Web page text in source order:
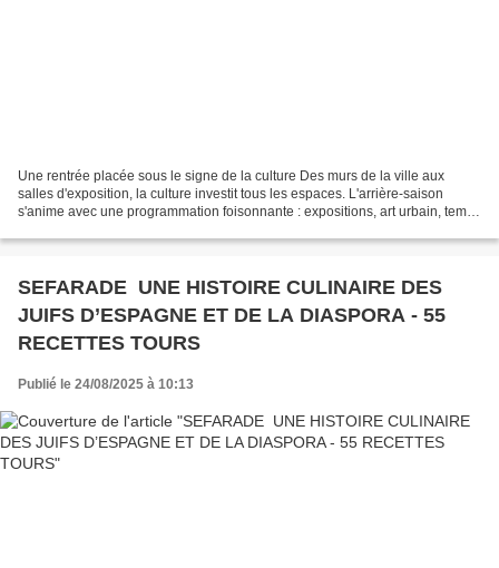
Une rentrée placée sous le signe de la culture Des murs de la ville aux
salles d'exposition, la culture investit tous les espaces. L'arrière-saison
s'anime avec une programmation foisonnante : expositions, art urbain, temps
SEFARADE UNE HISTOIRE CULINAIRE DES
JUIFS D’ESPAGNE ET DE LA DIASPORA - 55
RECETTES TOURS
Publié le 24/08/2025 à 10:13